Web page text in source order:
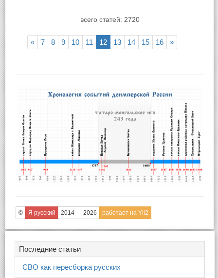
всего статей: 2720
« 7 8 9 10 11 12 13 14 15 16 »
© Я русский 2014 — 2026 работает на Yii2
Последние статьи
СВО как пересборка русских